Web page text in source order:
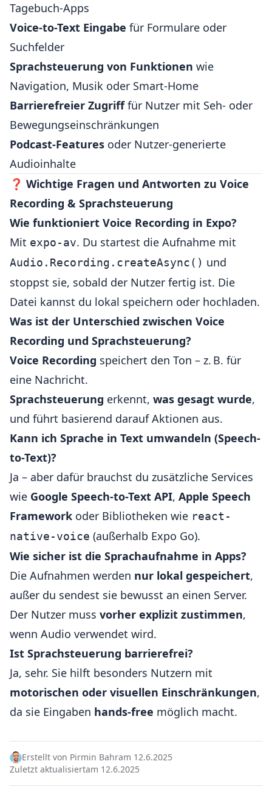
Tagebuch-Apps
Voice-to-Text Eingabe für Formulare oder
Suchfelder
Sprachsteuerung von Funktionen wie
Navigation, Musik oder Smart-Home
Barrierefreier Zugrifffür Nutzer mit Seh- oder
Bewegungseinschränkungen
Podcast-Features oder Nutzer-generierte
Audioinhalte
❓ Wichtige Fragen und Antworten zu Voice
Recording & Sprachsteuerung
Wie funktioniert Voice Recording in Expo?
Mit expo-av. Du startest die Aufnahme mit
Audio.Recording.createAsync() und
stoppst sie, sobald der Nutzer fertig ist. Die
Datei kannst du lokal speichern oder hochladen.
Was ist der Unterschied zwischen Voice
Recording und Sprachsteuerung?
Voice Recording speichert den Ton – z. B. für
eine Nachricht.
Sprachsteuerung erkennt, was gesagt wurde,
und führt basierend darauf Aktionen aus.
Kann ich Sprache in Text umwandeln (Speech-
to-Text)?
Ja – aber dafür brauchst du zusätzliche Services
wie Google Speech-to-Text API, Apple Speech
Framework oder Bibliotheken wie react-
native-voice (außerhalb Expo Go).
Wie sicher ist die Sprachaufnahme in Apps?
Die Aufnahmen werden nur lokal gespeichert,
außer du sendest sie bewusst an einen Server.
Der Nutzer muss vorher explizit zustimmen,
wenn Audio verwendet wird.
Ist Sprachsteuerung barrierefrei?
Ja, sehr. Sie hilft besonders Nutzern mit
motorischen oder visuellen Einschränkungen,
da sie Eingaben hands-free möglich macht.
Erstellt von Pirmin Bahram 12.6.2025
Zuletzt aktualisiertam 12.6.2025